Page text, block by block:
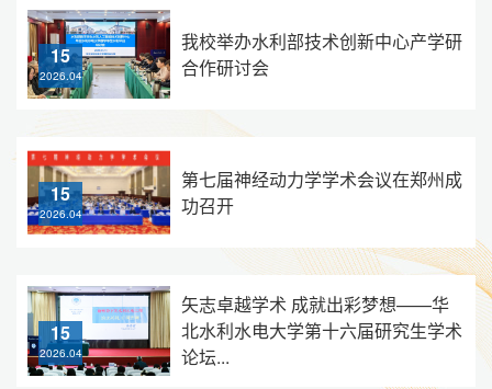
15
2026.04
我校举办水利部技术创新中心产学研
合作研讨会
15
2026.04
第七届神经动力学学术会议在郑州成
功召开
15
2026.04
矢志卓越学术 成就出彩梦想——华
北水利水电大学第十六届研究生学术
论坛...